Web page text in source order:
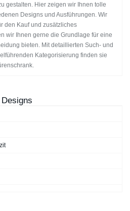
gestalten. Hier zeigen wir Ihnen tolle
Designs und Ausführungen. Wir
den Kauf und zusätzliches
wir Ihnen gerne die Grundlage für eine
bieten. Mit detaillierten Such- und
Kategorisierung finden sie
Designs